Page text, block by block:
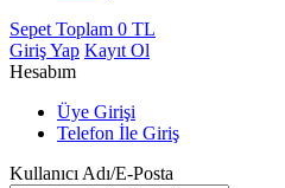
Sepet Toplam 0 TL
Giriş Yap Kayıt Ol
Hesabım
Üye Girişi
Telefon İle Giriş
Kullanıcı Adı/E-Posta